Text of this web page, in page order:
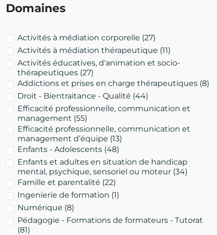
Domaines
Activités à médiation corporelle (27)
Activités à médiation thérapeutique (11)
Activités éducatives, d'animation et socio-
thérapeutiques (27)
Addictions et prises en charge thérapeutiques (8)
Droit - Bientraitance - Qualité (44)
Efficacité professionnelle, communication et
management (55)
Efficacité professionnelle, communication et
management d’équipe (13)
Enfants - Adolescents (48)
Enfants et adultes en situation de handicap
mental, psychique, sensoriel ou moteur (34)
Famille et parentalité (22)
Ingenierie de formation (1)
Numérique (8)
Pédagogie - Formations de formateurs - Tutorat
(81)